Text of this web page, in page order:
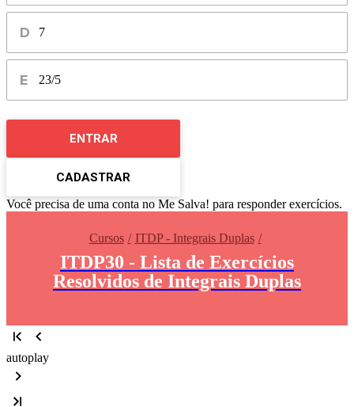
7
23/5
ENTRAR
CADASTRAR
Você precisa de uma conta no Me Salva! para responder exercícios.
Cursos ITDP - Integrais Duplas
ITDP30 - Lista de Exercícios
Resolvidos de Integrais Duplas
autoplay